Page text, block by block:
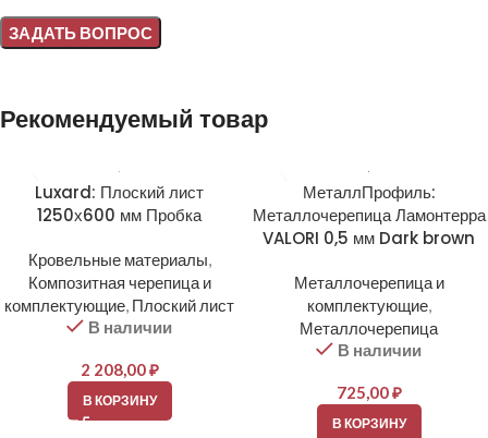
Рекомендуемый товар
Luxard: Плоский лист
1250х600 мм Пробка
Кровельные материалы,
Композитная черепица и
комплектующие, Плоский лист
В наличии
2 208,00₽
В КОРЗИНУ
МеталлПрофиль:
Металлочерепица Ламонтерра
VALORI 0,5 мм Dark brown
Металлочерепица и
комплектующие,
Металлочерепица
В наличии
725,00₽
В КОРЗИНУ